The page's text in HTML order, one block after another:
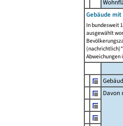
Gebäude
In bundesweit
ausgewählt
Abweichungen
Davon